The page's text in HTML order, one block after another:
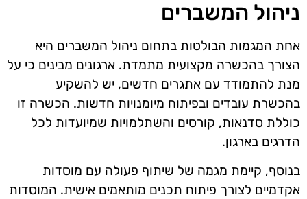
ניהול המשברים
אחת המגמות הבולטות בתחום ניהול המשברים היא
הצורך בהכשרה מקצועית מתמדת. ארגונים מבינים כי על
מנת להתמודד עם אתגרים חדשים, יש להשקיע
בהכשרת עובדים ובפיתוח מיומנויות חדשות. הכשרה זו
כוללת סדנאות, קורסים והשתלמויות שמיועדות לכל
הדרגים בארגון.
בנוסף, קיימת מגמה של שיתוף פעולה עם מוסדות
אקדמיים לצורך פיתוח תכנים מותאמים אישית. המוסדות